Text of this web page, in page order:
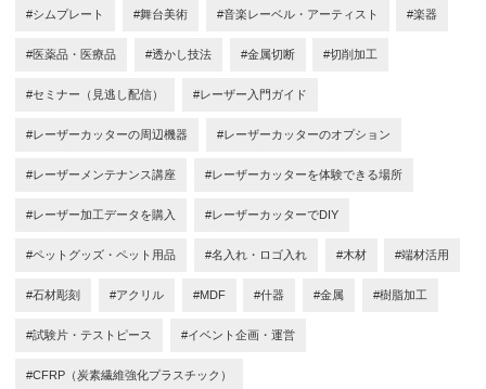
#シムプレート #舞台美術 #音楽レーベル・アーティスト #楽器
#医薬品・医療品 #透かし技法 #金属切断 #切削加工
#セミナー（見逃し配信） #レーザー入門ガイド
#レーザーカッターの周辺機器 #レーザーカッターのオプション
#レーザーメンテナンス講座 #レーザーカッターを体験できる場所
#レーザー加工データを購入 #レーザーカッターでDIY
#ペットグッズ・ペット用品 #名入れ・ロゴ入れ #木材 #端材活用
#石材彫刻 #アクリル #MDF #什器 #金属 #樹脂加工
#試験片・テストピース #イベント企画・運営
#CFRP（炭素繊維強化プラスチック）